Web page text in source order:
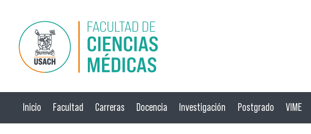
Pasar al contenido principal
Inicio Facultad Carreras Docencia Investigación Postgrado VIME